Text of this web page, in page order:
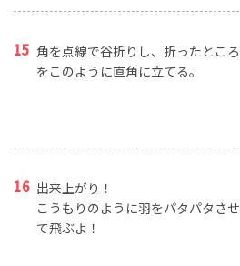
角を点線で谷折りし、折ったところ
をこのように直角に立てる。
出来上がり！
こうもりのように羽をパタパタさせ
て飛ぶよ！